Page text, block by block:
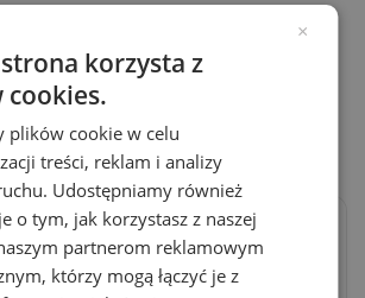
i męskie w nowoczesnych krojach.
wkładane przez głowę, a także
z wysokiej jakości materiałów.
w wielu kolorach do wyboru od
odzieży reklamowej, ze sprawdzoną
Bluza Klasyczna
Dzianinowa z
×
korzysta z
plików cookie w celu
treści, reklam i analizy
Udostępniamy również
o tym, jak korzystasz z naszej
partnerom reklamowym
którzy mogą łączyć je z